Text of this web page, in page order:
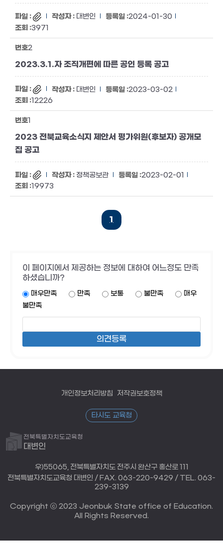
대변인
2024-01-30
3971
2
2023.3.1.자 조직개편에 따른 공인 등록 공고
대변인
2023-03-02
12226
1
2023 전북교육소식지 제안서 평가위원(후보자) 공개모
집 공고
정책공보관
2023-02-01
19973
1
이 페이지에서 제공하는 정보에 대하여 어느정도 만족
하셨습니까?
매우만족 만족 보통 불만족
매우
불만족
개인정보처리방침 저작권보호정책
타시도 교육청
전북특별자치도교육청
대변인
우)55065, 전북특별자치도 전주시 완산구 홍산로 111
전북특별자치도교육청 대변인 / FAX. 063-220-9429 / TEL. 063-
239-3139
Copyright ⓒ 2023 Jeonbuk State office of Education.
All Rights Reserved.